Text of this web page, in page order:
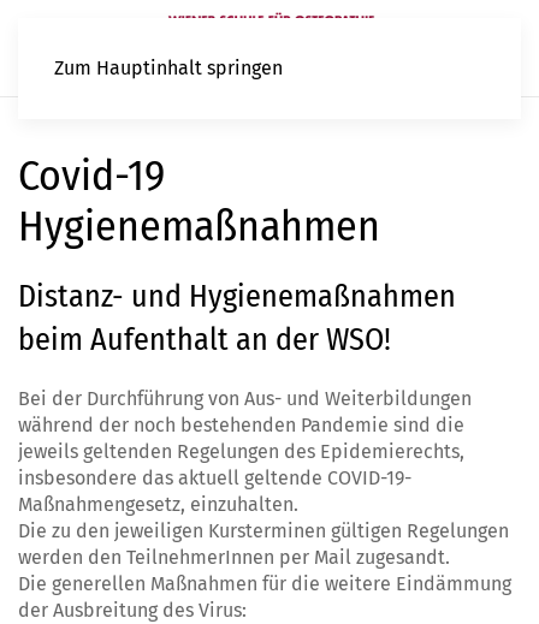
Zum Hauptinhalt springen
Covid-19
Hygienemaßnahmen
Distanz- und Hygienemaßnahmen
beim Aufenthalt an der WSO!
Bei der Durchführung von Aus- und Weiterbildungen
während der noch bestehenden Pandemie sind die
jeweils geltenden Regelungen des Epidemierechts,
insbesondere das aktuell geltende COVID-19-
Maßnahmengesetz, einzuhalten.
Die zu den jeweiligen Kursterminen gültigen Regelungen
werden den TeilnehmerInnen per Mail zugesandt.
Die generellen Maßnahmen für die weitere Eindämmung
der Ausbreitung des Virus: